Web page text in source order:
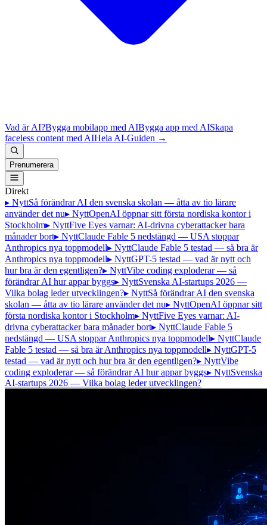
Vad är AI?Bygga mobilapp med AIBygga app med AISkapa
faceless content med AIHela AI-Guiden →
Prenumerera
Direkt
▸ NyttSå förändrar AI den svenska skolan — åtta av tio lärare
använder det nu▸ NyttOpenAI öppnar sitt första nordiska kontor i
Stockholm▸ NyttFive Eyes varnar: AI-drivna cyberattacker bara
månader bort▸ NyttClaude Fable 5 nedstängd — USA stoppar
Anthropics nya toppmodell▸ NyttClaude Fable 5 testad — så bra är
Anthropics nya toppmodell▸ NyttGPT-5 testad — vad är nytt och
hur bra är den egentligen?▸ NyttVibe coding exploderar — så
förändrar AI hur appar byggs▸ NyttSvenska AI-startups 2026 —
Vilka bolag leder utvecklingen?▸ NyttSå förändrar AI den svenska
skolan — åtta av tio lärare använder det nu▸ NyttOpenAI öppnar sitt
första nordiska kontor i Stockholm▸ NyttFive Eyes varnar: AI-
drivna cyberattacker bara månader bort▸ NyttClaude Fable 5
nedstängd — USA stoppar Anthropics nya toppmodell▸ NyttClaude
Fable 5 testad — så bra är Anthropics nya toppmodell▸ NyttGPT-5
testad — vad är nytt och hur bra är den egentligen?▸ NyttVibe
coding exploderar — så förändrar AI hur appar byggs▸ NyttSvenska
AI-startups 2026 — Vilka bolag leder utvecklingen?